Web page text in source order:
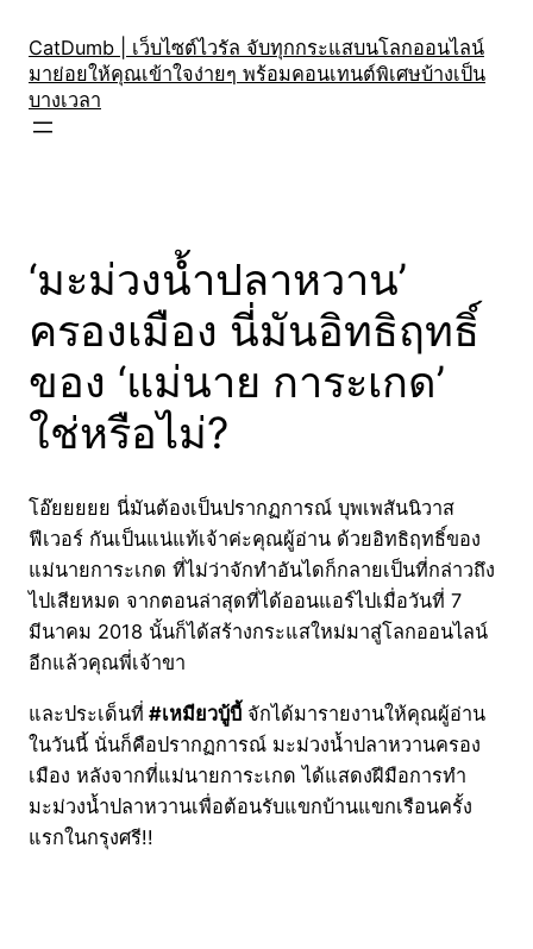
content
CatDumb | เว็บไซต์ไวรัล จับทุกกระแสบนโลกออนไลน์
มาย่อยให้คุณเข้าใจง่ายๆ พร้อมคอนเทนต์พิเศษบ้างเป็น
บางเวลา
‘มะม่วงน้ำปลาหวาน’
ครองเมือง นี่มันอิทธิฤทธิ์
ของ ‘แม่นาย การะเกด’
ใช่หรือไม่?
โอ๊ยยยยย นี่มันต้องเป็นปรากฏการณ์ บุพเพสันนิวาส
ฟีเวอร์ กันเป็นแน่แท้เจ้าค่ะคุณผู้อ่าน ด้วยอิทธิฤทธิ์ของ
แม่นายการะเกด ที่ไม่ว่าจักทำอันไดก็กลายเป็นที่กล่าวถึง
ไปเสียหมด จากตอนล่าสุดที่ได้ออนแอร์ไปเมื่อวันที่ 7
มีนาคม 2018 นั้นก็ได้สร้างกระแสใหม่มาสู่โลกออนไลน์
อีกแล้วคุณพี่เจ้าขา
และประเด็นที่ #เหมียวบู้บี้ จักได้มารายงานให้คุณผู้อ่าน
ในวันนี้ นั่นก็คือปรากฏการณ์ มะม่วงน้ำปลาหวานครอง
เมือง หลังจากที่แม่นายการะเกด ได้แสดงฝีมือการทำ
มะม่วงน้ำปลาหวานเพื่อต้อนรับแขกบ้านแขกเรือนครั้ง
แรกในกรุงศรี!!